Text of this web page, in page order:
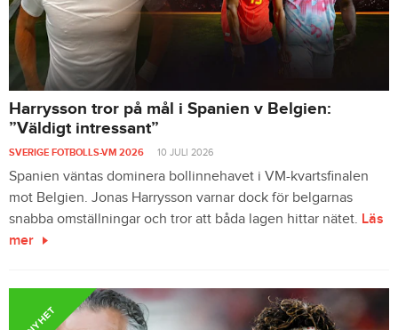
Harrysson tror på mål i Spanien v Belgien:
”Väldigt intressant”
SVERIGE FOTBOLLS-VM 2026 10 JULI 2026
Spanien väntas dominera bollinnehavet i VM-kvartsfinalen
mot Belgien. Jonas Harrysson varnar dock för belgarnas
snabba omställningar och tror att båda lagen hittar nätet. Läs
mer
NYHET